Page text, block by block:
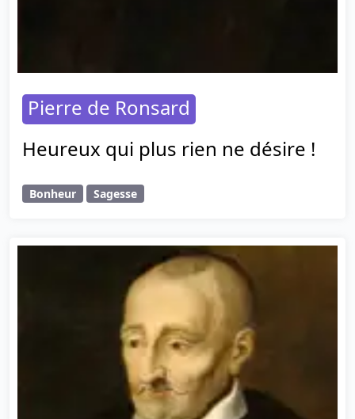
Pierre de Ronsard
Heureux qui plus rien ne désire !
Bonheur Sagesse